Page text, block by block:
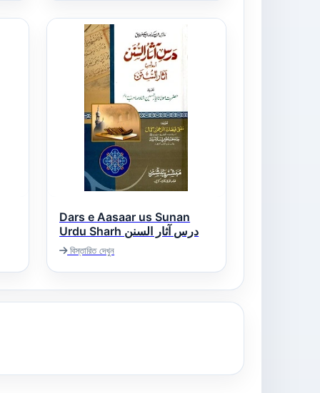
Dars e Aasaar us Sunan
Urdu Sharh درس آثار السنن
বিস্তারিত দেখুন